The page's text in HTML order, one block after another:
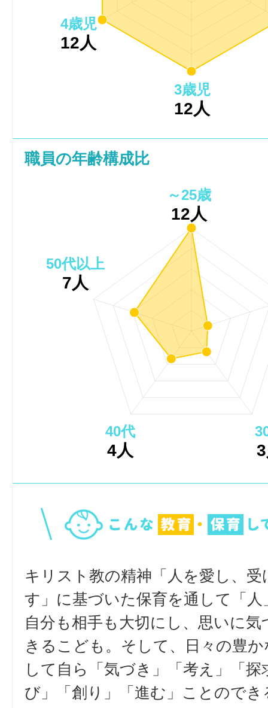
3歳児
12人
4歳児
12人
職員の年齢構成比
～25歳
12人
40代
4人
50代以上
7人
キリスト教の精神「人を愛し、受
す」に基づいた保育を通して「人
自分も相手も大切にし、思いに気
きるこども。そして、日々の豊
して自ら「気づき」「考え」「探
び」「創り」「進む」ことので